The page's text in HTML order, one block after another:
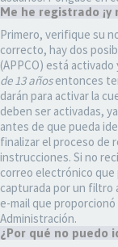
Me he registrado
Primero, verifique su
correcto, hay dos
(APPCO) está
de 13 añosentonces
darán para activar la
deben ser activadas,
antes de que pueda
finalizar el proceso de
instrucciones. Si no
correo electrónico que
capturada por un filtro
e-mail que
Administración.
¿Por qué no puedo